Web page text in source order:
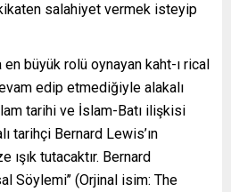
salahiyet vermek isteyip
en büyük rolü oynayan kaht-ı rical
edip etmediğiyle alakalı
tarihi ve İslam-Batı ilişkisi
tarihçi Bernard Lewis’ın
ışık tutacaktır. Bernard
Söylemi’’ (Orjinal isim: The